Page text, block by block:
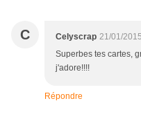
C Celyscrap 21/01/
Superbes tes cartes,
j'adore!!!!
Répondre